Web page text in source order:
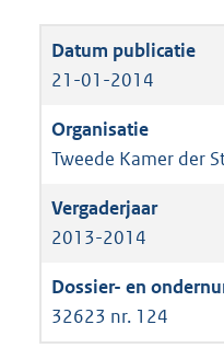
21-01-2014
Tweede Kamer der
2013-2014
32623 nr. 124